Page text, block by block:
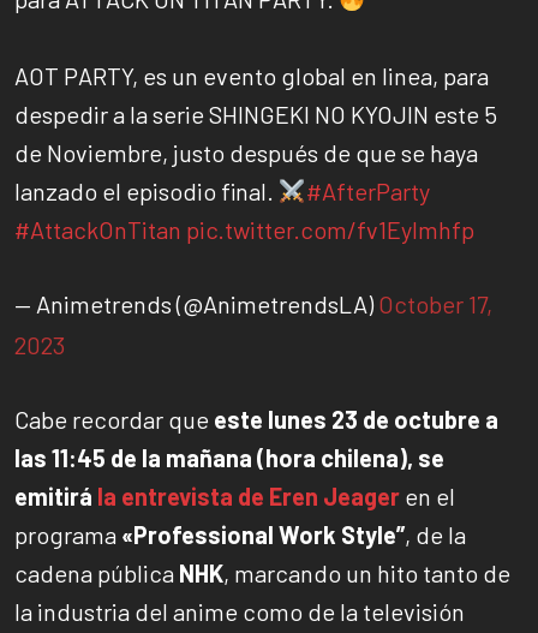
AOT PARTY, es un evento global en linea, para
despedir a la serie SHINGEKI NO KYOJIN este 5
de Noviembre, justo después de que se haya
lanzado el episodio final.
#AfterParty
#AttackOnTitan pic.twitter.com/fv1EyImhfp
— Animetrends (@AnimetrendsLA) October 17,
2023
Cabe recordar que este lunes 23 de octubre a
las 11:45 de la mañana (hora chilena), se
emitirá la entrevista de Eren Jeager en el
programa «Professional Work Style”, de la
cadena pública NHK, marcando un hito tanto de
la industria del anime como de la televisión